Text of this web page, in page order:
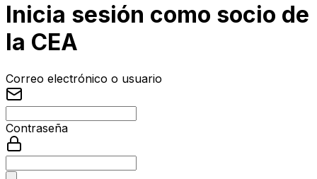
Inicia sesión como socio de
la CEA
Correo electrónico o usuario
Contraseña